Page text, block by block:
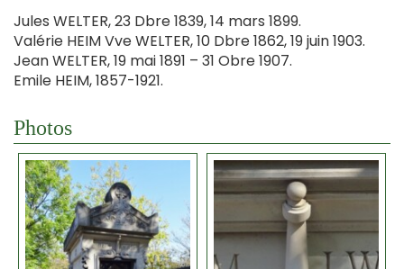
Jules WELTER, 23 Dbre 1839, 14 mars 1899.
Valérie HEIM Vve WELTER, 10 Dbre 1862, 19 juin 1903.
Jean WELTER, 19 mai 1891 – 31 Obre 1907.
Emile HEIM, 1857-1921.
Photos